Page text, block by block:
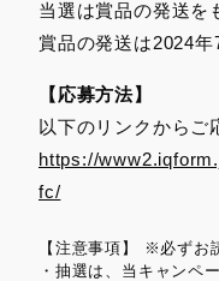
当選は賞品の発送を
賞品の発送は2024年
【応募方法】
以下のリンクからご
https://
fc/
【注意事項】 ※必ずお
・抽選は、当キャンペ